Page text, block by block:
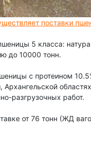
поставки
5 класса:
до 10000 тонн.
с протеином
Архангельской
разгрузочных работ.
от 76 тонн (ЖД